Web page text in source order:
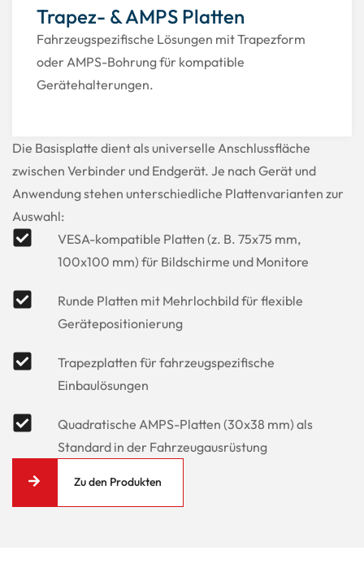
Trapez- & AMPS Platten
Fahrzeugspezifische Lösungen mit Trapezform
oder AMPS-Bohrung für kompatible
Gerätehalterungen.
Die Basisplatte dient als universelle Anschlussfläche
zwischen Verbinder und Endgerät. Je nach Gerät und
Anwendung stehen unterschiedliche Plattenvarianten zur
Auswahl:
VESA-kompatible Platten (z. B. 75x75 mm,
100x100 mm) für Bildschirme und Monitore
Runde Platten mit Mehrlochbild für flexible
Gerätepositionierung
Trapezplatten für fahrzeugspezifische
Einbaulösungen
Quadratische AMPS-Platten (30x38 mm) als
Standard in der Fahrzeugausrüstung
Zu den Produkten